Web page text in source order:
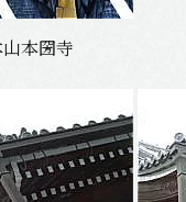
本圀寺